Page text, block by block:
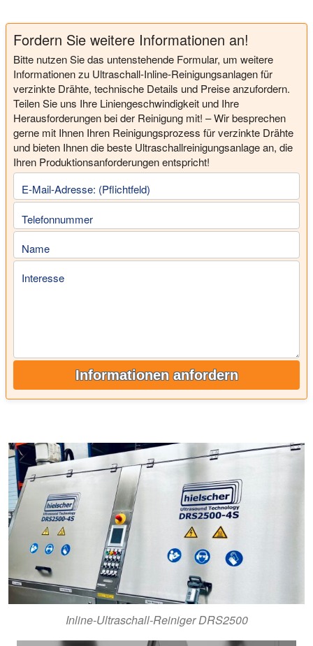
Fordern Sie weitere Informationen an!
Bitte nutzen Sie das untenstehende Formular, um weitere
Informationen zu Ultraschall-Inline-Reinigungsanlagen für
verzinkte Drähte, technische Details und Preise anzufordern.
Teilen Sie uns Ihre Liniengeschwindigkeit und Ihre
Herausforderungen bei der Reinigung mit! – Wir besprechen
gerne mit Ihnen Ihren Reinigungsprozess für verzinkte Drähte
und bieten Ihnen die beste Ultraschallreinigungsanlage an, die
Ihren Produktionsanforderungen entspricht!
E-Mail-Adresse: (Pflichtfeld)
Telefonnummer
Name
Interesse
Informationen anfordern
Inline-Ultraschall-Reiniger DRS2500